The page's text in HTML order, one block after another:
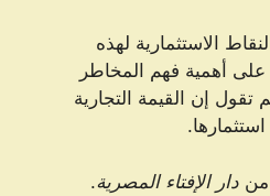
الاستثمارية لهذه
على أهمية فهم المخاطر
تقول إن القيمة التجارية
من دار الإفتاء المصرية.